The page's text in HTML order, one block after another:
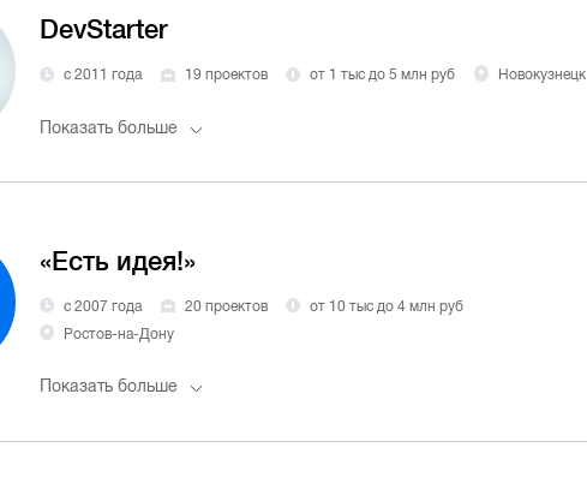
DevStarter
с 2011 года 19 проектов от 1 тыс до 5 млн руб Новокузнецк
Показать больше
«Есть идея!»
с 2007 года 20 проектов
от 10 тыс до 4 млн руб
Ростов-на-Дону
Показать больше